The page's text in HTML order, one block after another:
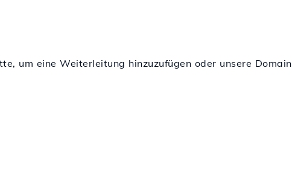
um eine Weiterleitung hinzuzufügen oder unsere Domain